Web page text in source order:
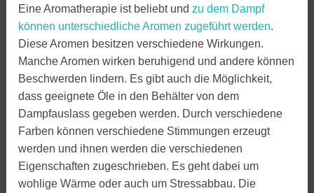
Eine Aromatherapie ist beliebt undzu dem Dampf
können unterschiedliche Aromen zugeführt werden.
Diese Aromen besitzen verschiedene Wirkungen.
Manche Aromen wirken beruhigend und andere können
Beschwerden lindern. Es gibt auch die Möglichkeit,
dass geeignete Öle in den Behälter von dem
Dampfauslass gegeben werden. Durch verschiedene
Farben können verschiedene Stimmungen erzeugt
werden und ihnen werden die verschiedenen
Eigenschaften zugeschrieben. Es geht dabei um
wohlige Wärme oder auch um Stressabbau. Die